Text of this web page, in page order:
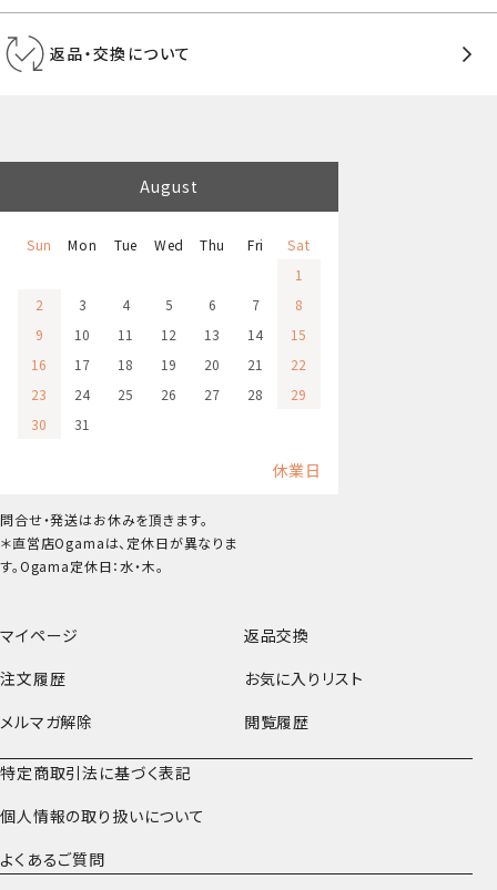
返品・交換について
マイページ
返品交換
注文履歴
お気に入りリスト
メルマガ解除
閲覧履歴
特定商取引法に基づく表記
個人情報の取り扱いについて
よくあるご質問
August
Sun Mon Tue Wed Thu Fri
Sat
1
2
3 4 5 6 7
8
9
10 11 12 13 14
15
16
17 18 19 20 21
22
23
24 25 26 27 28
29
30
31
休業日
問合せ・発送はお休みを頂きます。
＊直営店Ogamaは、定休日が異なりま
す。Ogama定休日：水・木。